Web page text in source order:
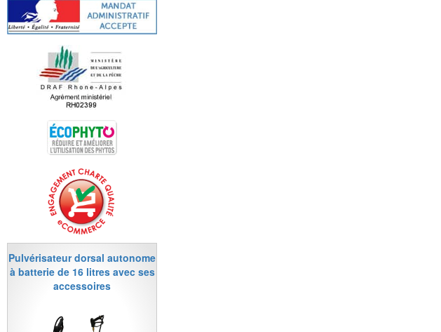
Pulvérisateur dorsal autonome
à batterie de 16 litres avec ses
accessoires